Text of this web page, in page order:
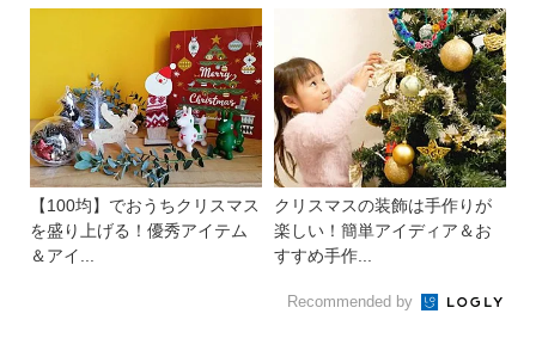
【100均】でおうちクリスマス
を盛り上げる！優秀アイテム
＆アイ...
クリスマスの装飾は手作りが
楽しい！簡単アイディア＆お
すすめ手作...
Recommended by